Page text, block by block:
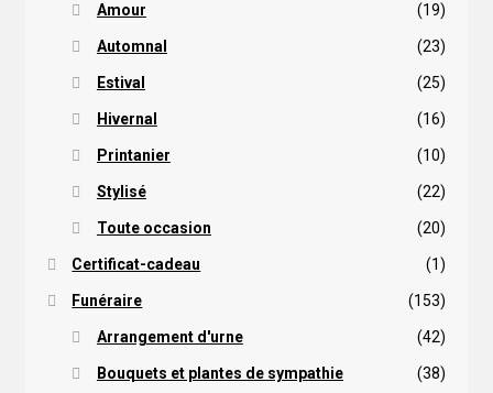
Amour (19)
Automnal (23)
Estival (25)
Hivernal (16)
Printanier (10)
Stylisé (22)
Toute occasion (20)
Certificat-cadeau (1)
Funéraire (153)
Arrangement d'urne (42)
Bouquets et plantes de sympathie (38)